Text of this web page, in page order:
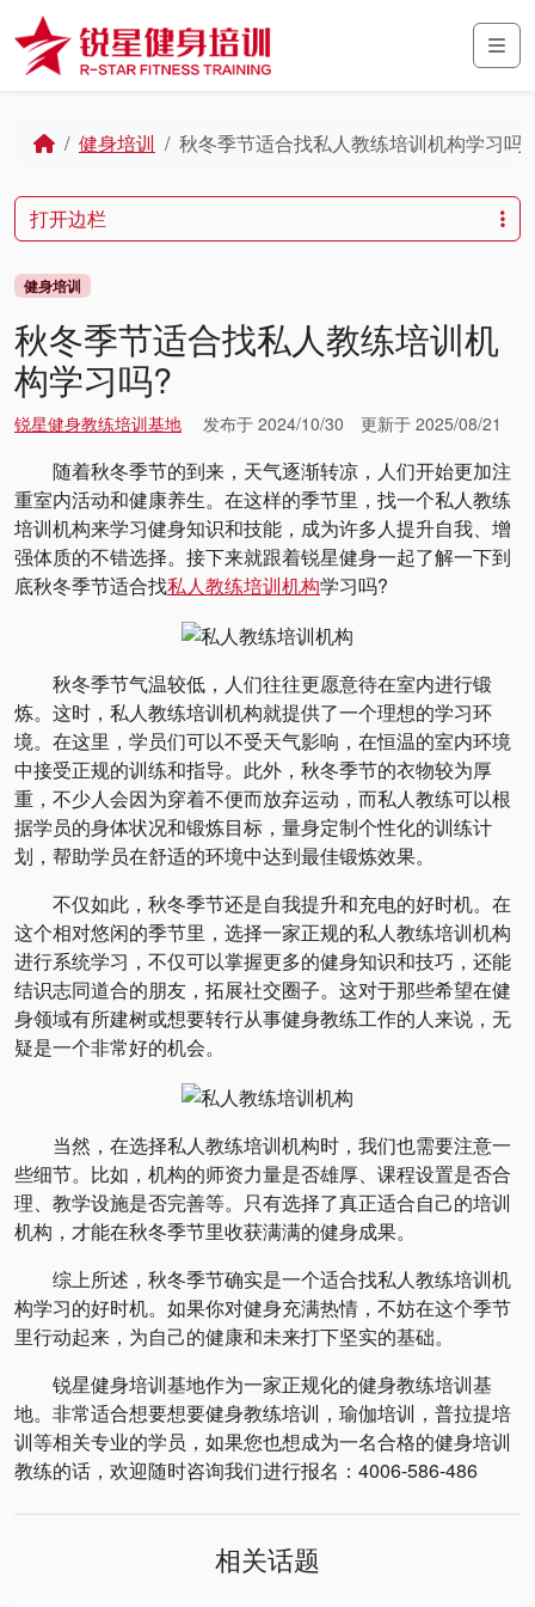
Skip to content
Skip to footer
Home健身培训 秋冬季节适合找私人教练培训机构学习吗?
健身培训
秋冬季节适合找私人教练培训机
构学习吗?
锐星健身教练培训基地 发布于 2024/10/30 更新于 2025/08/21
随着秋冬季节的到来，天气逐渐转凉，人们开始更加注
重室内活动和健康养生。在这样的季节里，找一个私人教练
培训机构来学习健身知识和技能，成为许多人提升自我、增
强体质的不错选择。接下来就跟着锐星健身一起了解一下到
底秋冬季节适合找私人教练培训机构学习吗?
秋冬季节气温较低，人们往往更愿意待在室内进行锻
炼。这时，私人教练培训机构就提供了一个理想的学习环
境。在这里，学员们可以不受天气影响，在恒温的室内环境
中接受正规的训练和指导。此外，秋冬季节的衣物较为厚
重，不少人会因为穿着不便而放弃运动，而私人教练可以根
据学员的身体状况和锻炼目标，量身定制个性化的训练计
划，帮助学员在舒适的环境中达到最佳锻炼效果。
不仅如此，秋冬季节还是自我提升和充电的好时机。在
这个相对悠闲的季节里，选择一家正规的私人教练培训机构
进行系统学习，不仅可以掌握更多的健身知识和技巧，还能
结识志同道合的朋友，拓展社交圈子。这对于那些希望在健
身领域有所建树或想要转行从事健身教练工作的人来说，无
疑是一个非常好的机会。
当然，在选择私人教练培训机构时，我们也需要注意一
些细节。比如，机构的师资力量是否雄厚、课程设置是否合
理、教学设施是否完善等。只有选择了真正适合自己的培训
机构，才能在秋冬季节里收获满满的健身成果。
综上所述，秋冬季节确实是一个适合找私人教练培训机
构学习的好时机。如果你对健身充满热情，不妨在这个季节
里行动起来，为自己的健康和未来打下坚实的基础。
锐星健身培训基地作为一家正规化的健身教练培训基
地。非常适合想要想要健身教练培训，瑜伽培训，普拉提培
训等相关专业的学员，如果您也想成为一名合格的健身培训
教练的话，欢迎随时咨询我们进行报名：4006-586-486
相关话题
打开边栏